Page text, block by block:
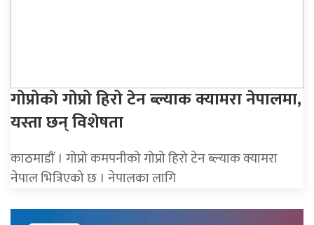
गोप्रोको गोप्रो हिरो टेन ब्ल्याक क्यामरा नेपालमा,
यस्ता छन् विशेषता
काठमाडाैं । गोप्रो कमपनीको गोप्रो हिरो टेन ब्ल्याक क्यामरा
नेपाल भित्रिएको छ । नेपालका लागि